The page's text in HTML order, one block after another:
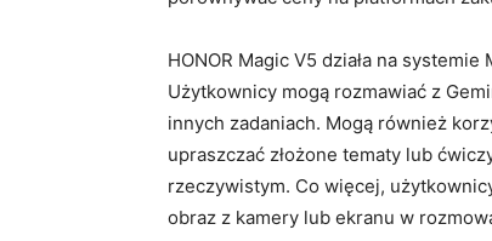
HONOR Magic V5 działa na
Użytkownicy mogą rozmawiać z
innych zadaniach. Mogą również
upraszczać złożone tematy lub
rzeczywistym. Co więcej,
obraz z kamery lub ekranu w